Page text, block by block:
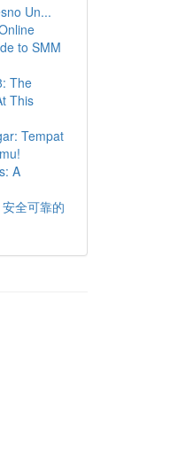
Un...
to SMM
The
This
Tempat
A
全可靠的